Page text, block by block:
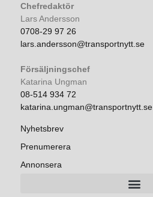
Chefredaktör
Lars Andersson
0708-29 97 26
lars.andersson@transportnytt.se
Försäljningschef
Katarina Ungman
08-514 934 72
katarina.ungman@transportnytt.se
Nyhetsbrev
Prenumerera
Annonsera